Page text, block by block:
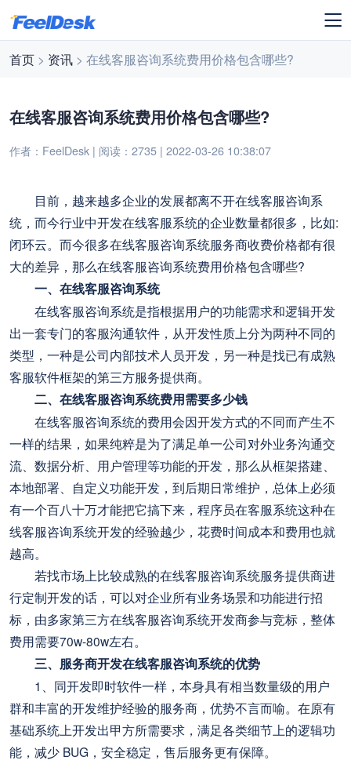
首页 > 资讯 > 在线客服咨询系统费用价格包含哪些?
在线客服咨询系统费用价格包含哪些?
作者：FeelDesk | 阅读：2735 | 2022-03-26 10:38:07
目前，越来越多企业的发展都离不开在线客服咨询系
统，而今行业中开发在线客服系统的企业数量都很多，比如:
闭环云。而今很多在线客服咨询系统服务商收费价格都有很
大的差异，那么在线客服咨询系统费用价格包含哪些?
一、在线客服咨询系统
在线客服咨询系统是指根据用户的功能需求和逻辑开发
出一套专门的客服沟通软件，从开发性质上分为两种不同的
类型，一种是公司内部技术人员开发，另一种是找已有成熟
客服软件框架的第三方服务提供商。
二、在线客服咨询系统费用需要多少钱
在线客服咨询系统的费用会因开发方式的不同而产生不
一样的结果，如果纯粹是为了满足单一公司对外业务沟通交
流、数据分析、用户管理等功能的开发，那么从框架搭建、
本地部署、自定义功能开发，到后期日常维护，总体上必须
有一个百八十万才能把它搞下来，程序员在客服系统这种在
线客服咨询系统开发的经验越少，花费时间成本和费用也就
越高。
若找市场上比较成熟的在线客服咨询系统服务提供商进
行定制开发的话，可以对企业所有业务场景和功能进行招
标，由多家第三方在线客服咨询系统开发商参与竞标，整体
费用需要70w-80w左右。
三、服务商开发在线客服咨询系统的优势
1、同开发即时软件一样，本身具有相当数量级的用户
群和丰富的开发维护经验的服务商，优势不言而喻。在原有
基础系统上开发出甲方所需要求，满足各类细节上的逻辑功
能，减少 BUG，安全稳定，售后服务更有保障。